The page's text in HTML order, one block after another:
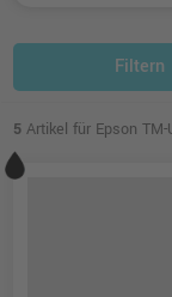
Filtern
5 Artikel für Epson